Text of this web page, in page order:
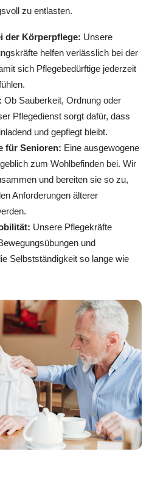
zu entlasten.
der Körperpflege: Unsere
helfen verlässlich bei der
sich Pflegebedürftige jederzeit
Ob Sauberkeit, Ordnung oder
Pflegedienst sorgt dafür, dass
und gepflegt bleibt.
für Senioren: Eine ausgewogene
zum Wohlbefinden bei. Wir
und bereiten sie so zu,
Anforderungen älterer
Unsere Pflegekräfte
und
Selbstständigkeit so lange wie